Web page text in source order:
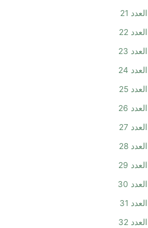
العدد 21
العدد 22
العدد 23
العدد 24
العدد 25
العدد 26
العدد 27
العدد 28
العدد 29
العدد 30
العدد 31
العدد 32